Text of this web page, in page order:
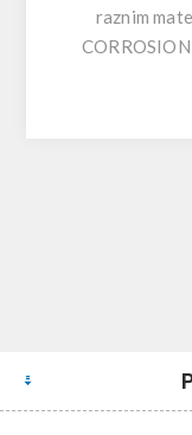
raznim